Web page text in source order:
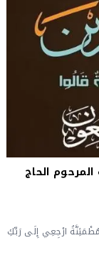
الحاج
ارْجِعِي إِلَى رَبِّكِ